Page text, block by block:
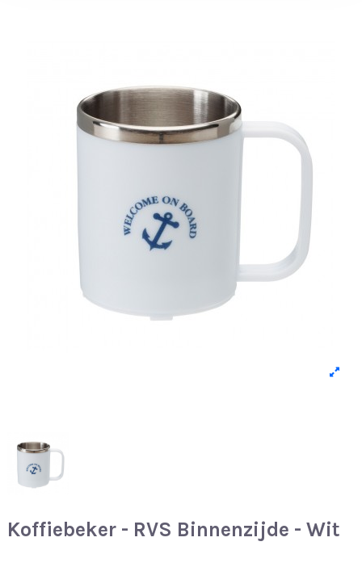
Koffiebeker - RVS Binnenzijde - Wit